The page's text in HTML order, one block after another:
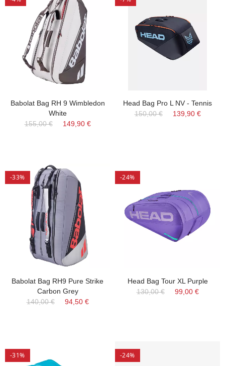
Babolat Bag RH 9 Wimbledon
White
155,00 €
149,90 €
Head Bag Pro L NV - Tennis
150,00 €
139,90 €
-33%
Babolat Bag RH9 Pure Strike
Carbon Grey
140,00 €
94,50 €
-24%
Head Bag Tour XL Purple
130,00 €
99,00 €
-31% -24%